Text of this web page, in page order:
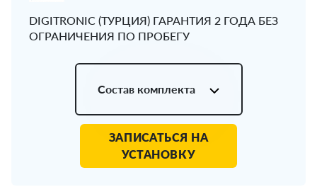
DIGITRONIC (ТУРЦИЯ) ГАРАНТИЯ 2 ГОДА БЕЗ
ОГРАНИЧЕНИЯ ПО ПРОБЕГУ
Состав комплекта
ЗАПИСАТЬСЯ НА
УСТАНОВКУ